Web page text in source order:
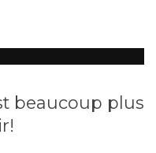
beaucoup plus